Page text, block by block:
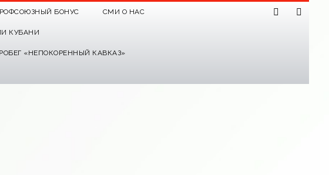
БОНУС СМИ О НАС
КУБАНИ
«НЕПОКОРЕННЫЙ КАВКАЗ»